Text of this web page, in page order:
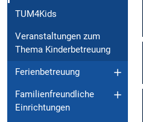
TUM4Kids
Veranstaltungen zum
Thema Kinderbetreuung
Ferienbetreuung
Familienfreundliche
Einrichtungen